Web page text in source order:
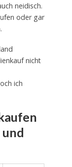
neidisch.
oder gar
nicht
ich